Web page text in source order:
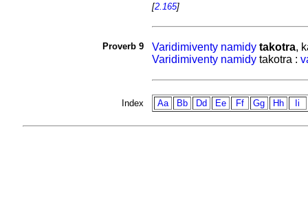
[2.165]
Proverb 9 Varidimiventy namidy takotra,
Varidimiventy namidytakotra :
Index Aa Bb Dd Ee Ff Gg Hh Ii